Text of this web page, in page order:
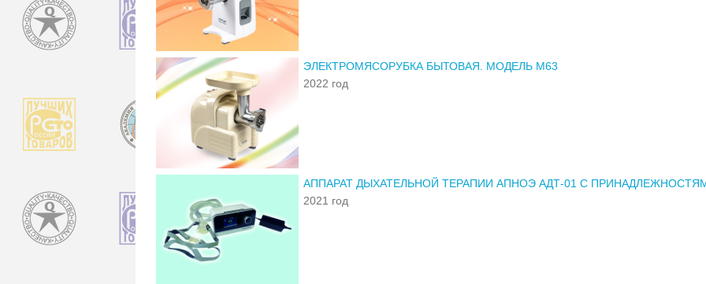
ЭЛЕКТРОМЯСОРУБКА БЫТОВАЯ. МОДЕЛЬ М63
2022 год
АППАРАТ ДЫХАТЕЛЬНОЙ ТЕРАПИИ АПНОЭ АДТ-01 С
2021 год